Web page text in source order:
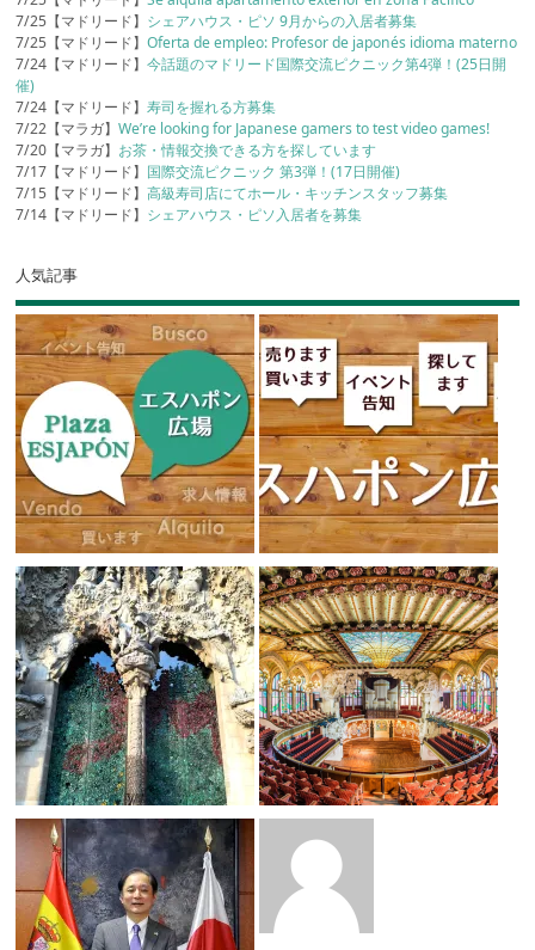
7/25【マドリード】 シェアハウス・ピソ 9月からの入居者募集
7/25【マドリード】Oferta de empleo: Profesor de japonés idioma materno
7/24【マドリード】今話題のマドリード国際交流ピクニック第4弾！(25日開
催)
7/24【マドリード】寿司を握れる方募集
7/22【マラガ】We’re looking for Japanese gamers to test video games!
7/20【マラガ】 お茶・情報交換できる方を探しています
7/17【マドリード】 国際交流ピクニック 第3弾！(17日開催)
7/15【マドリード】高級寿司店にてホール・キッチンスタッフ募集
7/14【マドリード】 シェアハウス・ピソ入居者を募集
人気記事